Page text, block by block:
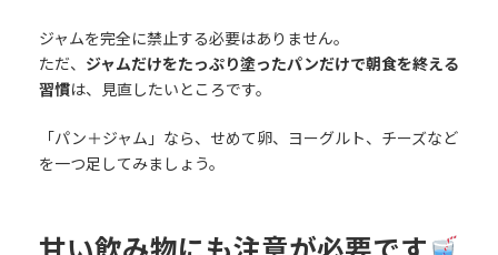
ジャムを完全に禁止する必要はありません。
ただ、 ジャムだけをたっぷり塗ったパンだけで朝食を終える
習慣は、見直したいところです。
「パン＋ジャム」なら、せめて卵、ヨーグルト、チーズなど
を一つ足してみましょう。